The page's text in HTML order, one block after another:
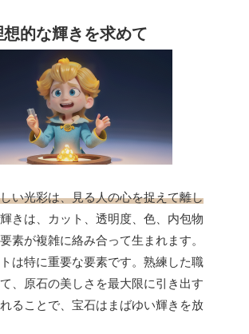
想的な輝きを求めて
い光彩は、見る人の心を捉えて離し
きは、カット、透明度、色、内包物
素が複雑に絡み合って生まれます。
は特に重要な要素です。熟練した職
、原石の美しさを最大限に引き出す
ることで、宝石はまばゆい輝きを放